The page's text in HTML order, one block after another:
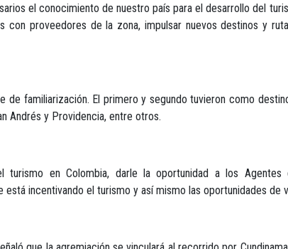
el conocimiento de nuestro país para el desarrollo del
proveedores de la zona, impulsar nuevos destinos y
familiarización. El primero y segundo tuvieron como
Andrés y Providencia, entre otros.
turismo en Colombia, darle la oportunidad a los
incentivando el turismo y así mismo las oportunidades de